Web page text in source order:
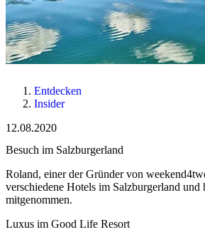
Entdecken
Insider
12.08.2020
Besuch im Salzburgerland
Roland, einer der Gründer von
verschiedene Hotels im Salzburgerland und
mitgenommen.
Luxus im Good Life Resort